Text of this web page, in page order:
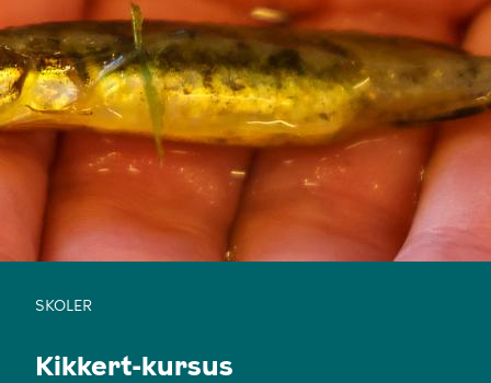
SKOLER
Kikkert-kursus